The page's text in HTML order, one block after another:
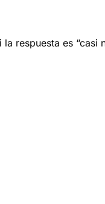
respuesta es “casi